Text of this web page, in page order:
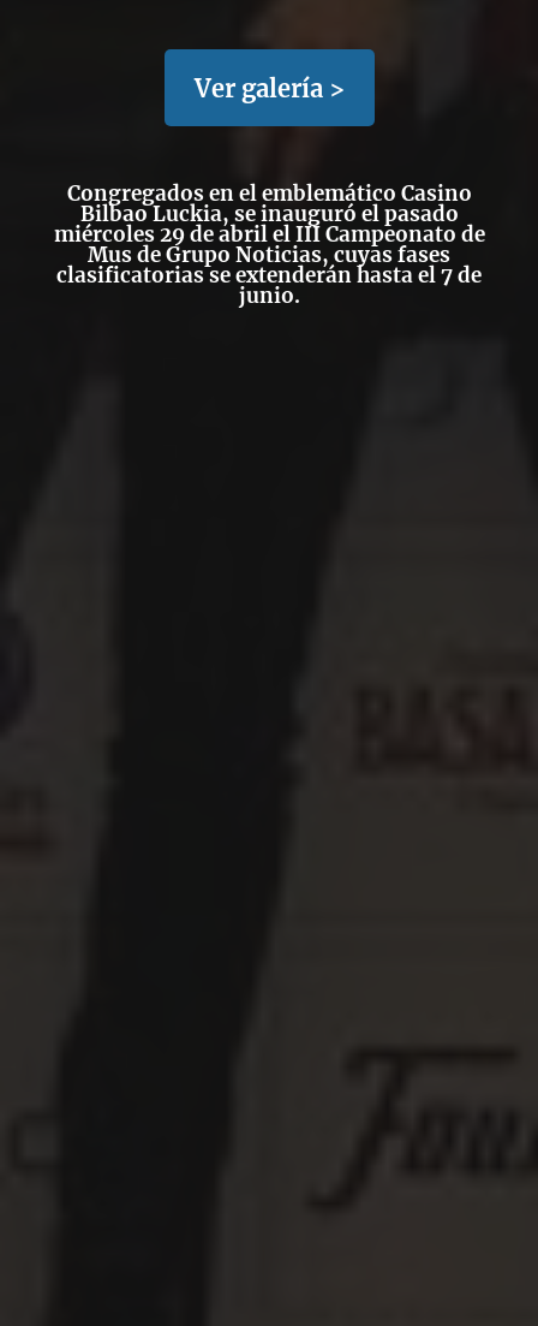
Ver galería >
Congregados en el emblemático Casino
Bilbao Luckia, se inauguró el pasado
miércoles 29 de abril el III Campeonato de
Mus de Grupo Noticias, cuyas fases
clasificatorias se extenderán hasta el 7 de
junio.